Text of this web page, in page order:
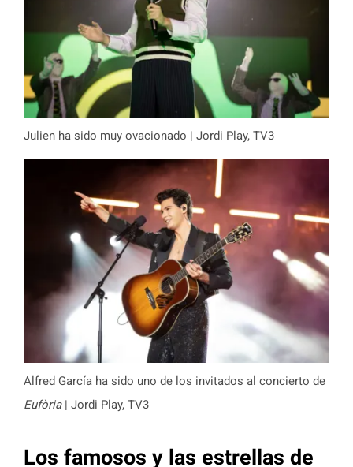
Julien ha sido muy ovacionado | Jordi Play, TV3
Alfred García ha sido uno de los invitados al concierto de
Eufòria| Jordi Play, TV3
Los famosos y las estrellas de